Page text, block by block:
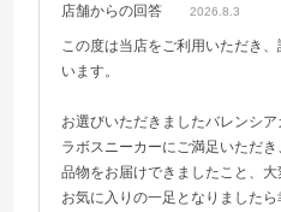
店舗からの回答 2026.8.3
この度は当店をご利用いただき
います。
お選びいただきましたバレンシ
ラボスニーカーにご満足いただ
品物をお届けできましたこと、大
お気に入りの一足となりましたら